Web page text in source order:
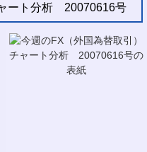
ート分析 20070616号